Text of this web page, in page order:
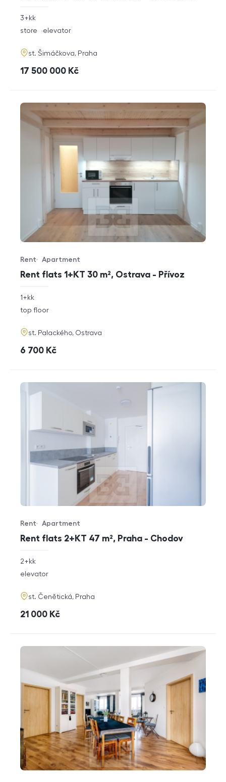
rozměry
disposition
3+kk
funkce
store elevator
adresa
st. Šimáčkova, Praha
cena
17 500 000 Kč
Rent flats 1+KT 30 m², Ostrava - Přívoz
Offer type
Rent
Property type
Apartment
rozměry
disposition
1+kk
funkce
top floor
adresa
st. Palackého, Ostrava
cena
6 700 Kč
Rent flats 2+KT 47 m², Praha - Chodov
Offer type
Rent
Property type
Apartment
rozměry
2+kk
funkce
elevator
adresa
st. Čenětická, Praha
cena
21 000 Kč